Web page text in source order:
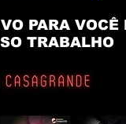
PARA VOCÊ
TRABALHO